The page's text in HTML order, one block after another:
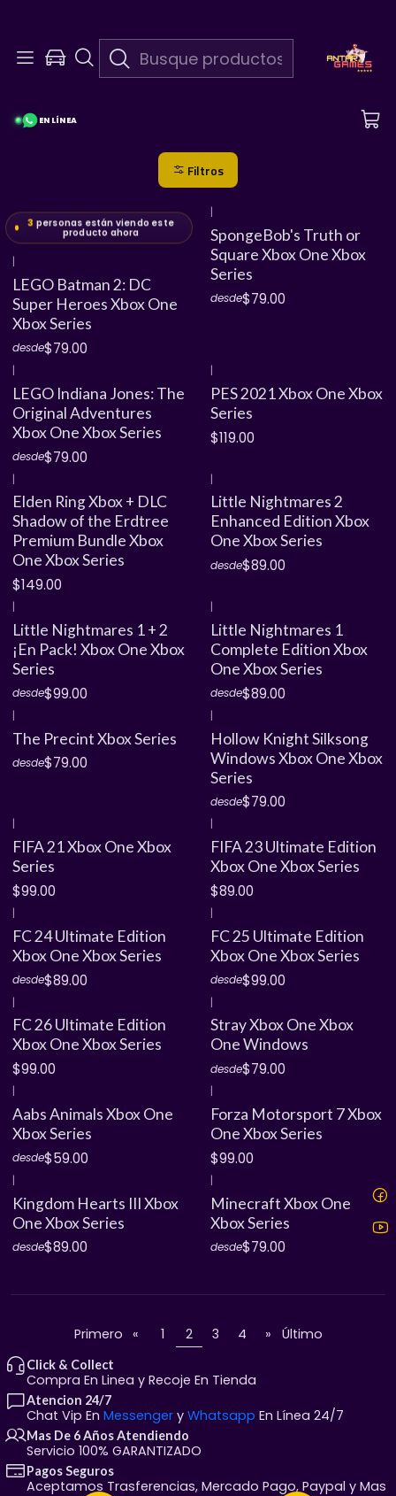
EN LÍNEA
¡Los lanzamientos más épicos y de nueva generación pueden
Filtros
3 personas están viendo este
producto ahora
|
LEGO Batman 2: DC
Super Heroes Xbox One
Xbox Series
desde$79.00
|
SpongeBob's Truth or
Square Xbox One Xbox
Series
desde$79.00
|
LEGO Indiana Jones: The
Original Adventures
Xbox One Xbox Series
desde$79.00
|
PES 2021 Xbox One Xbox
Series
$119.00
|
Elden Ring Xbox + DLC
Shadow of the Erdtree
Premium Bundle Xbox
One Xbox Series
$149.00
|
Little Nightmares 2
Enhanced Edition Xbox
One Xbox Series
desde$89.00
|
Little Nightmares 1 + 2
¡En Pack! Xbox One Xbox
Series
desde$99.00
|
Little Nightmares 1
Complete Edition Xbox
One Xbox Series
desde$89.00
|
The Precint Xbox Series
desde$79.00
|
Hollow Knight Silksong
Windows Xbox One Xbox
Series
desde$79.00
|
FIFA 21 Xbox One Xbox
Series
$99.00
|
FIFA 23 Ultimate Edition
Xbox One Xbox Series
$89.00
|
FC 24 Ultimate Edition
Xbox One Xbox Series
desde$89.00
|
FC 25 Ultimate Edition
Xbox One Xbox Series
desde$99.00
|
FC 26 Ultimate Edition
Xbox One Xbox Series
$99.00
|
Stray Xbox One Xbox
One Windows
desde$79.00
|
Aabs Animals Xbox One
Xbox Series
desde$59.00
|
Forza Motorsport 7 Xbox
One Xbox Series
$99.00
|
Kingdom Hearts III Xbox
One Xbox Series
desde$89.00
|
Minecraft Xbox One
Xbox Series
desde$79.00
Primero « 1 2 3 4 » Último
Click & Collect
Compra En Linea y Recoje En Tienda
Atencion 24/7
Chat Vip En Messenger y Whatsapp En Línea 24/7
Mas De 6 Años Atendiendo
Servicio 100% GARANTIZADO
Pagos Seguros
Aceptamos Trasferencias, Mercado Pago, Paypal y Mas